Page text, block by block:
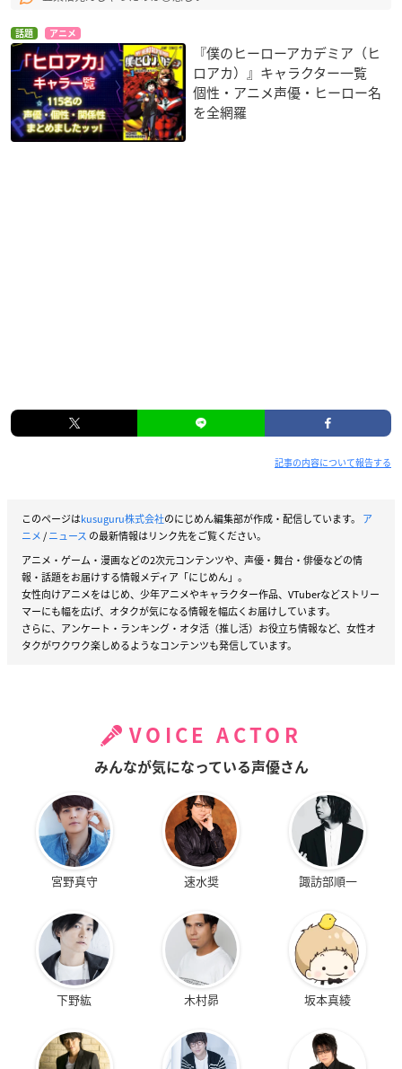
話題 アニメ
『僕のヒーローアカデミア（ヒ
ロアカ）』キャラクター一覧
個性・アニメ声優・ヒーロー名
を全網羅
記事の内容について報告する
このページはkusuguru株式会社のにじめん編集部が作成・配信しています。 ア
ニメ/ニュース の最新情報はリンク先をご覧ください。
アニメ・ゲーム・漫画などの2次元コンテンツや、声優・舞台・俳優などの情
報・話題をお届けする情報メディア「にじめん」。
女性向けアニメをはじめ、少年アニメやキャラクター作品、VTuberなどストリー
マーにも幅を広げ、オタクが気になる情報を幅広くお届けしています。
さらに、アンケート・ランキング・オタ活（推し活）お役立ち情報など、女性オ
タクがワクワク楽しめるようなコンテンツも発信しています。
VOICE ACTOR
みんなが気になっている声優さん
宮野真守 速水奨 諏訪部順一
下野紘 木村昴 坂本真綾